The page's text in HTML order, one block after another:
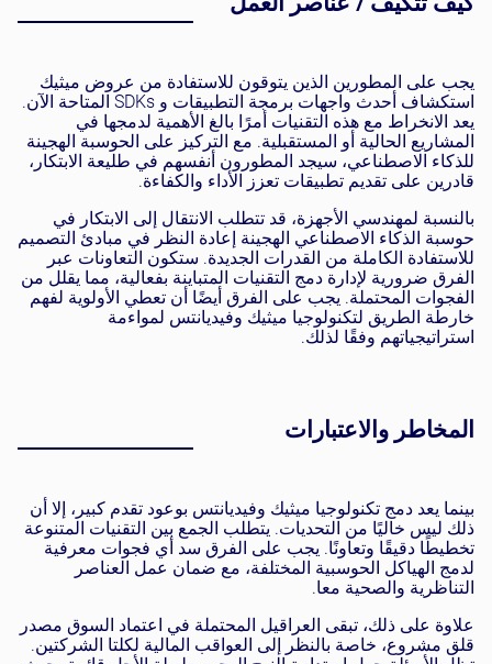
يجب على المطورين الذين يتوقون للاستفادة من عروض ميثيك
استكشاف أحدث واجهات برمجة التطبيقات و SDKs المتاحة الآن.
يعد الانخراط مع هذه التقنيات أمرًا بالغ الأهمية لدمجها في
المشاريع الحالية أو المستقبلية. مع التركيز على الحوسبة الهجينة
للذكاء الاصطناعي، سيجد المطورون أنفسهم في طليعة الابتكار،
قادرين على تقديم تطبيقات تعزز الأداء والكفاءة.
بالنسبة لمهندسي الأجهزة، قد تتطلب الانتقال إلى الابتكار في
حوسبة الذكاء الاصطناعي الهجينة إعادة النظر في مبادئ التصميم
للاستفادة الكاملة من القدرات الجديدة. ستكون التعاونات عبر
الفرق ضرورية لإدارة دمج التقنيات المتباينة بفعالية، مما يقلل من
الفجوات المحتملة. يجب على الفرق أيضًا أن تعطي الأولوية لفهم
خارطة الطريق لتكنولوجيا ميثيك وفيديانتس لمواءمة
استراتيجياتهم وفقًا لذلك.
المخاطر والاعتبارات
بينما يعد دمج تكنولوجيا ميثيك وفيديانتس بوعود تقدم كبير، إلا أن
ذلك ليس خاليًا من التحديات. يتطلب الجمع بين التقنيات المتنوعة
تخطيطًا دقيقًا وتعاونًا. يجب على الفرق سد أي فجوات معرفية
لدمج الهياكل الحوسبية المختلفة، مع ضمان عمل العناصر
التناظرية والصحية معا.
علاوة على ذلك، تبقى العراقيل المحتملة في اعتماد السوق مصدر
قلق مشروع، خاصة بالنظر إلى العواقب المالية لكلتا الشركتين.